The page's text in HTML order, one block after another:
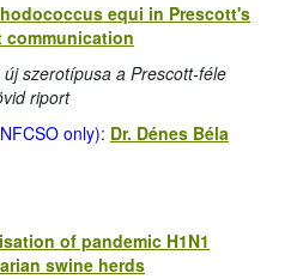
equi in Prescott's
communication
szerotípusa a Prescott-féle
riport
only): Dr. Dénes Béla
of pandemic H1N1
swine herds